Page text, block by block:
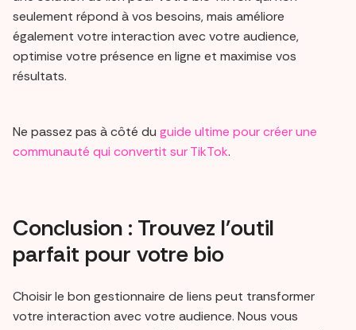
seulement répond à vos besoins, mais améliore
également votre interaction avec votre audience,
optimise votre présence en ligne et maximise vos
résultats.
Ne passez pas à côté du guide ultime pour créer une
communauté qui convertit sur TikTok.
Conclusion : Trouvez l'outil
parfait pour votre bio
Choisir le bon gestionnaire de liens peut transformer
votre interaction avec votre audience. Nous vous